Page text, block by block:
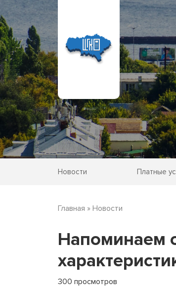
Новости Платные
Главная » Новости
Напоминаем
300 просмотров